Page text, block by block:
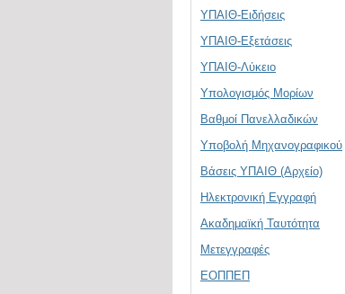
ΥΠΑΙΘ-Ειδήσεις
ΥΠΑΙΘ-Εξετάσεις
ΥΠΑΙΘ-Λύκειο
Υπολογισμός Μορίων
Βαθμοί Πανελλαδικών
Υποβολή Μηχανογραφικού
Βάσεις ΥΠΑΙΘ (Αρχείο)
Ηλεκτρονική Eγγραφή
Ακαδημαϊκή Ταυτότητα
Μετεγγραφές
ΕΟΠΠΕΠ